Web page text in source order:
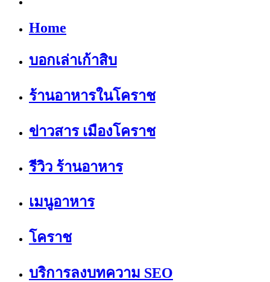
Home
บอกเล่าเก้าสิบ
ร้านอาหารในโคราช
ข่าวสาร เมืองโคราช
รีวิว ร้านอาหาร
เมนูอาหาร
โคราช
บริการลงบทความ SEO